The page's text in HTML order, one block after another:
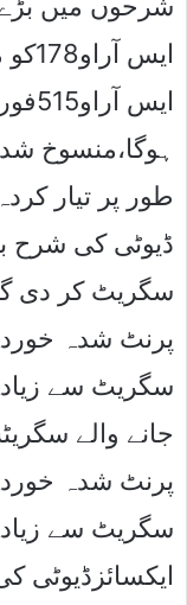
ایس
ایس
ہوگا،منسوخ
طور پر تیار
سگریٹ کر دی
سگریٹ سے
جانے والے
سگریٹ سے